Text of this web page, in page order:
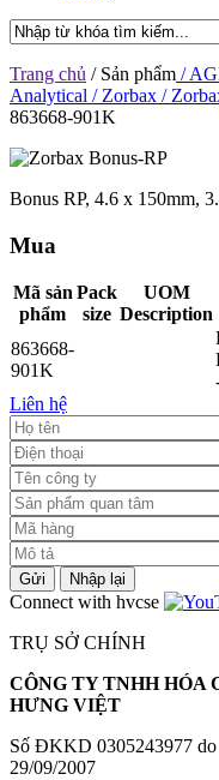
Trang chủ / Sản phẩm /
Analytical / Zorbax /
863668-901K
Bonus RP, 4.6 x 150mm,
Mua
Mã sản
phẩm
Pack
size
UOM
Description
863668-
901K
Liên hệ
Gửi Nhập lại
Connect with hvcse
TRỤ SỞ CHÍNH
CÔNG TY TNHH HÓA
HƯNG VIỆT
Số ĐKKD 0305243977
29/09/2007